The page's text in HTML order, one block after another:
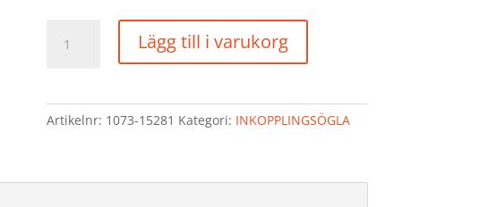
PASSAR
Lägg till i varukorg
Artikelnr: 1073-15281 Kategori: INKOPPLINGSÖGLA